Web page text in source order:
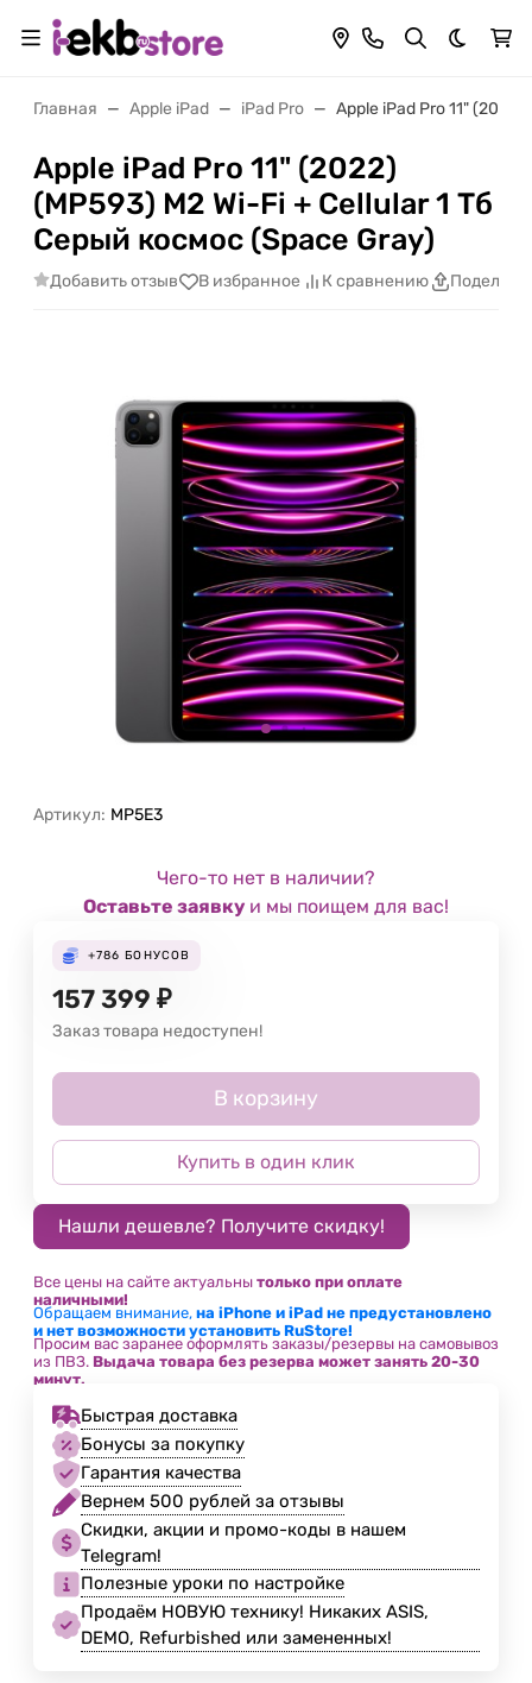
Темная
Главная Apple iPad iPad Pro Apple iPad Pro 11"
Apple iPad Pro 11" (2022)
(MP593) M2 Wi-Fi + Cellular 1 Тб
Серый космос (Space Gray)
Добавить отзыв В избранное К сравнению
Артикул: MP5E3
Чего-то нет в наличии?
Оставьте заявку и мы поищем для вас!
+786 БОНУСОВ
157 399 ₽
Заказ товара недоступен!
В корзину
Купить в один клик
Все цены на сайте актуальны только при оплате
наличными!
Обращаем внимание, на iPhone и iPad не предустановлено
и нет возможности установить RuStore!
Просим вас заранее оформлять заказы/резервы на самовывоз
из ПВЗ. Выдача товара без резерва может занять 20-30
минут.
Быстрая доставка
Бонусы за покупку
Гарантия качества
Вернем 500 рублей за отзывы
Скидки, акции и промо-коды в нашем
Telegram!
Полезные уроки по настройке
Продаём НОВУЮ технику! Никаких ASIS,
DEMO, Refurbished или замененных!